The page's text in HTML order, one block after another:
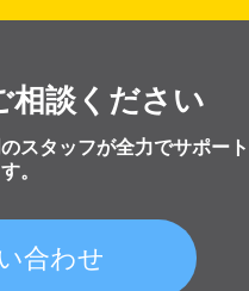
相談ください
スタッフが全力でサポート
。
合わせ